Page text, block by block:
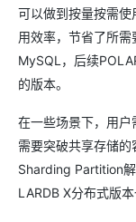
可以做到按量按需
用效率，节省了所
MySQL，后续
的版本。
在一些场景下，用
需要突破共享存储
Sharding Partition
LARDB X分布式版